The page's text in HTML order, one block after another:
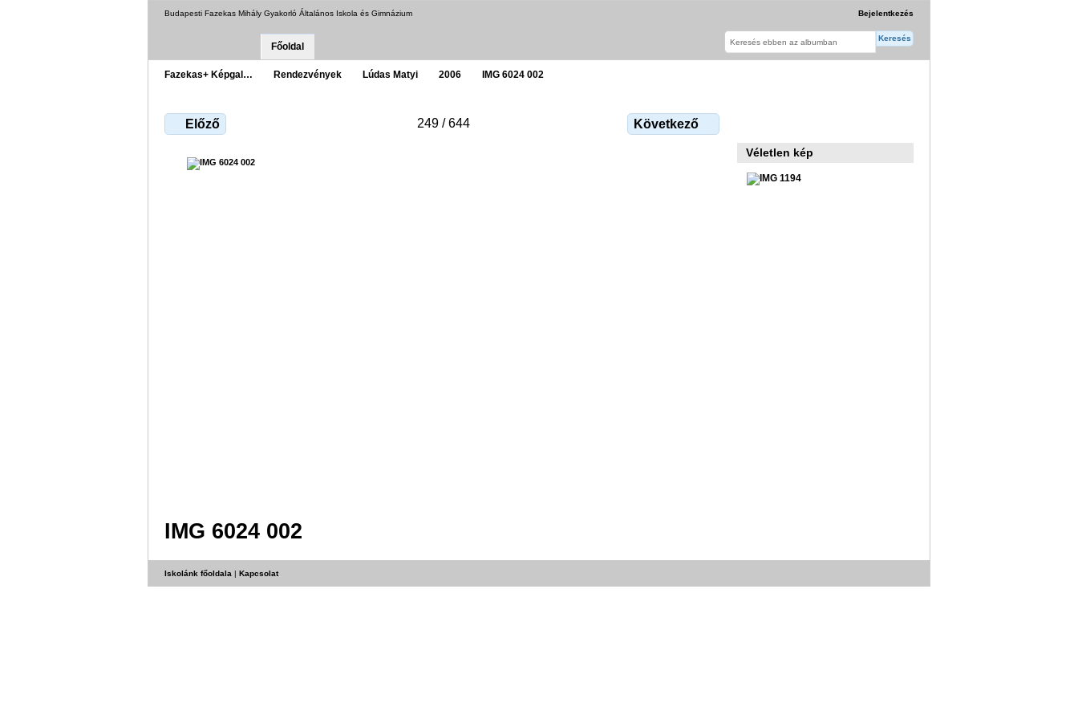
Budapesti Fazekas Mihály Gyakorló Általános Iskola és Gimnázium Bejelentkezés
Főoldal
Fazekas+ Képgal… Rendezvények Lúdas Matyi 2006 IMG 6024 002
Előző 249 / 644 Következő
IMG 6024 002
Véletlen kép
Iskolánk főoldala | Kapcsolat